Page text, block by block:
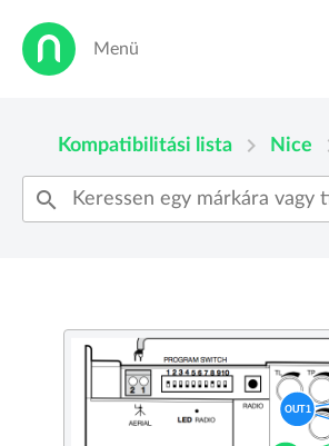
Menü
Kompatibilitási lista chevron_right Nice
search